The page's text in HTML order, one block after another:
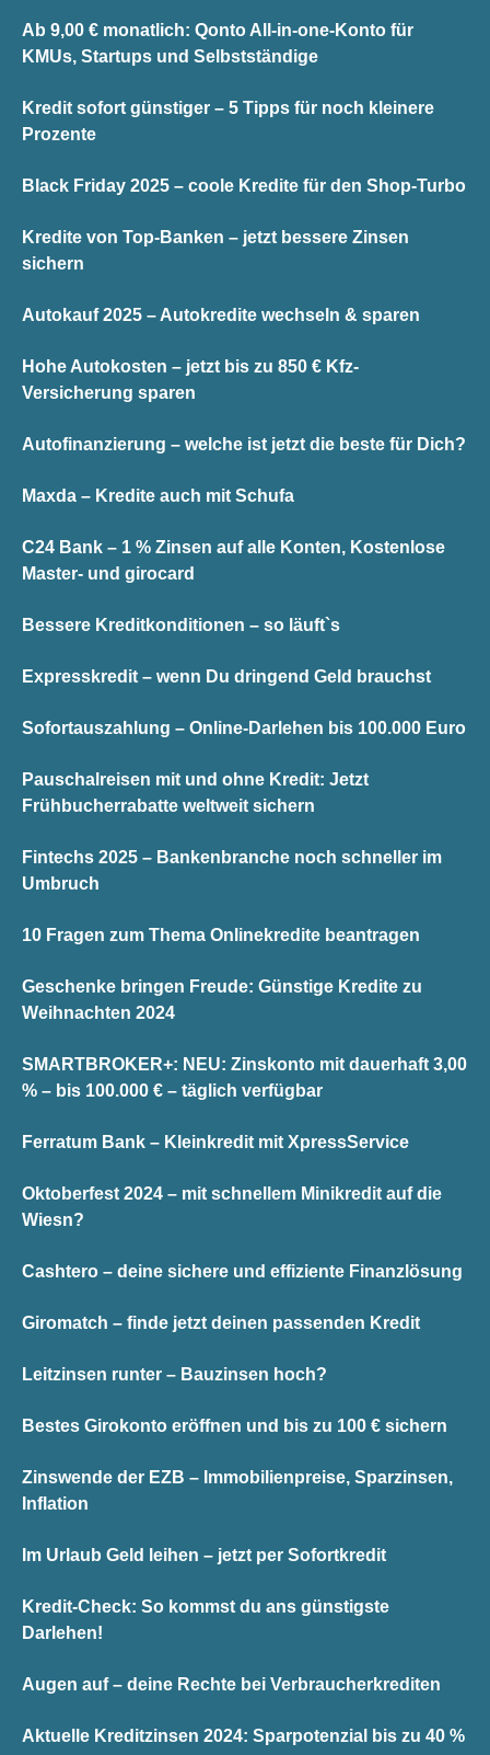
Ab 9,00 € monatlich: Qonto All-in-one-Konto für
KMUs, Startups und Selbstständige
Kredit sofort günstiger – 5 Tipps für noch kleinere
Prozente
Black Friday 2025 – coole Kredite für den Shop-Turbo
Kredite von Top-Banken – jetzt bessere Zinsen
sichern
Autokauf 2025 – Autokredite wechseln & sparen
Hohe Autokosten – jetzt bis zu 850 € Kfz-
Versicherung sparen
Autofinanzierung – welche ist jetzt die beste für Dich?
Maxda – Kredite auch mit Schufa
C24 Bank – 1 % Zinsen auf alle Konten, Kostenlose
Master- und girocard
Bessere Kreditkonditionen – so läuft`s
Expresskredit – wenn Du dringend Geld brauchst
Sofortauszahlung – Online-Darlehen bis 100.000 Euro
Pauschalreisen mit und ohne Kredit: Jetzt
Frühbucherrabatte weltweit sichern
Fintechs 2025 – Bankenbranche noch schneller im
Umbruch
10 Fragen zum Thema Onlinekredite beantragen
Geschenke bringen Freude: Günstige Kredite zu
Weihnachten 2024
SMARTBROKER+: NEU: Zinskonto mit dauerhaft 3,00
% – bis 100.000 € – täglich verfügbar
Ferratum Bank – Kleinkredit mit XpressService
Oktoberfest 2024 – mit schnellem Minikredit auf die
Wiesn?
Cashtero – deine sichere und effiziente Finanzlösung
Giromatch – finde jetzt deinen passenden Kredit
Leitzinsen runter – Bauzinsen hoch?
Bestes Girokonto eröffnen und bis zu 100 € sichern
Zinswende der EZB – Immobilienpreise, Sparzinsen,
Inflation
Im Urlaub Geld leihen – jetzt per Sofortkredit
Kredit-Check: So kommst du ans günstigste
Darlehen!
Augen auf – deine Rechte bei Verbraucherkrediten
Aktuelle Kreditzinsen 2024: Sparpotenzial bis zu 40 %